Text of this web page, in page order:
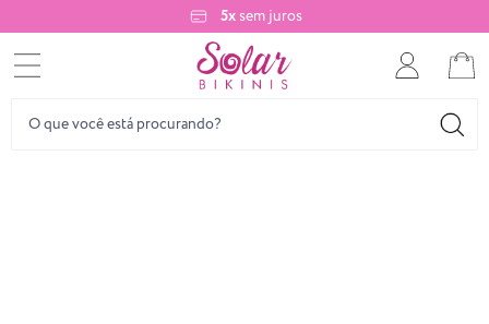
5xsem juros